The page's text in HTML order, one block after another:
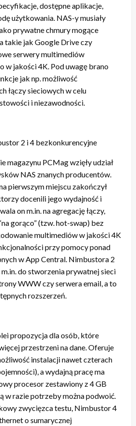
dostępne aplikacje,
użytkowania. NAS-y musiały
prywatne chmury mogące
takie jak Google Drive czy
serwery multimediów
w jakości 4K. Pod uwagę brano
jak np. możliwość
łączy sieciowych w celu
i niezawodności.
2 i 4 bezkonkurencyjne
magazynu PCMag wzięły udział
NAS znanych producentów.
pierwszym miejscu zakończył
docenili jego wydajność i
on m.in. na agregację łączy,
gorąco” (tzw. hot-swap) bez
multimediów w jakości 4K
przy pomocy ponad
w App Central. Nimbustora 2
do stworzenia prywatnej sieci
WWW czy serwera email, a to
rozszerzeń.
propozycja dla osób, które
przestrzeni na dane. Oferuje
instalacji nawet czterach
a wydajną pracę ma
procesor zestawiony z 4 GB
w razie potrzeby można podwoić.
zwycięzca testu, Nimbustor 4
o sumarycznej